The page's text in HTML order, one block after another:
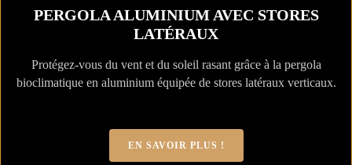
PERGOLA ALUMINIUM AVEC STORES
LATÉRAUX
Protégez-vous du vent et du soleil rasant grâce à la pergola
bioclimatique en aluminium équipée de stores latéraux verticaux.
EN SAVOIR PLUS !